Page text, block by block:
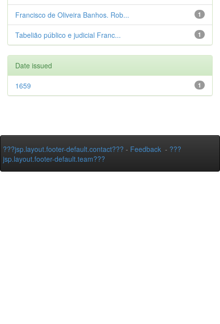
1
Francisco de Oliveira Banhos. Rob...
1
Tabelião público e judicial Franc...
Date issued
1
1659
???jsp.layout.footer-default.contact??? - Feedback - ???
jsp.layout.footer-default.team???